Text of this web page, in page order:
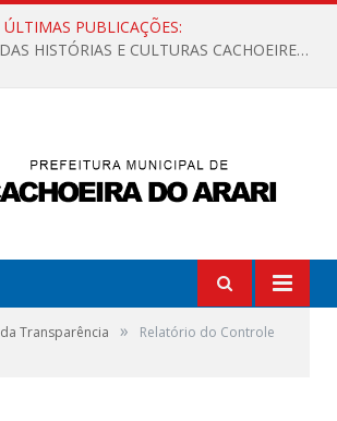
ÚLTIMAS PUBLICAÇÕES:
A VALORIZAÇÃO DAS HISTÓRIAS E CULTURAS CACHOEIRENSES
Transparência »
Relatório do Controle